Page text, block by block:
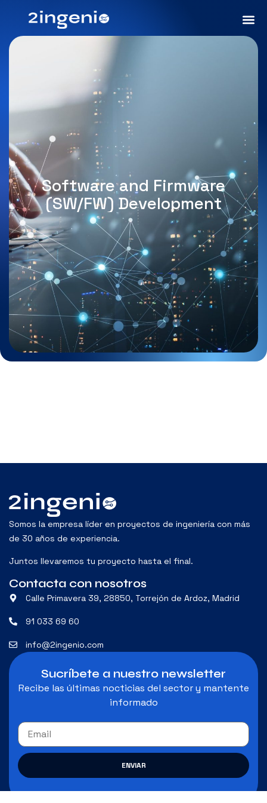
Software and Firmware
(SW/FW) Development
Somos la empresa líder en proyectos de ingeniería con más
de 30 años de experiencia.
Juntos llevaremos tu proyecto hasta el final.
Contacta con nosotros
Calle Primavera 39, 28850, Torrejón de Ardoz, Madrid
91 033 69 60
info@2ingenio.com
Sucríbete a nuestro newsletter
Recibe las últimas nocticias del sector y mantente
informado
ENVIAR